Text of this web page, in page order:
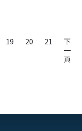
19 20 21
下
一
頁